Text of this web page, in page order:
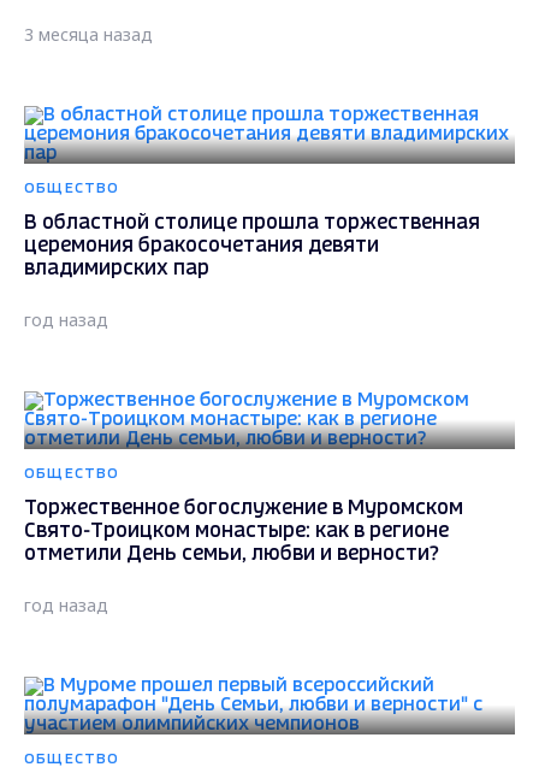
3 месяца назад
ОБЩЕСТВО
В областной столице прошла торжественная
церемония бракосочетания девяти
владимирских пар
год назад
ОБЩЕСТВО
Торжественное богослужение в Муромском
Свято-Троицком монастыре: как в регионе
отметили День семьи, любви и верности?
год назад
ОБЩЕСТВО